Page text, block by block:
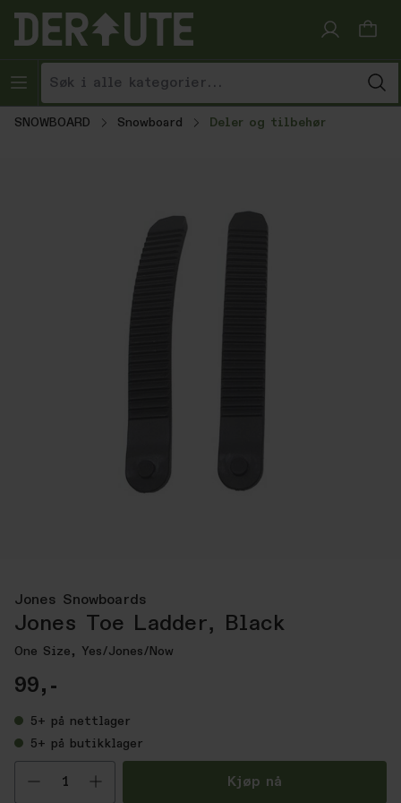
Hopp til innhold
SNOWBOARD Snowboard Deler og tilbehør
Jones Snowboards
Jones Toe Ladder, Black
One Size, Yes/Jones/Now
99,-
5+ på nettlager
5+ på butikklager
Velg antall Kjøp nå